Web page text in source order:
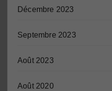
Décembre 2023
Septembre 2023
Août 2023
Août 2020